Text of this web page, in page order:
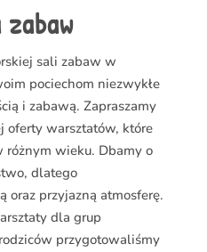
sali zabaw w
pociechom niezwykłe
i zabawą. Zapraszamy
oferty warsztatów, które
różnym wieku. Dbamy o
dlatego
oraz przyjazną atmosferę.
dla grup
przygotowaliśmy